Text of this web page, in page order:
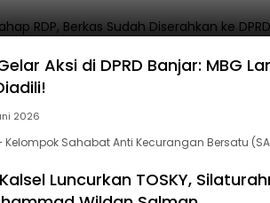
Aksi di DPRD Banjar: MBG
2026
– Kelompok Sahabat Anti Kecurangan Bersatu
Kalsel Luncurkan TOSKY,